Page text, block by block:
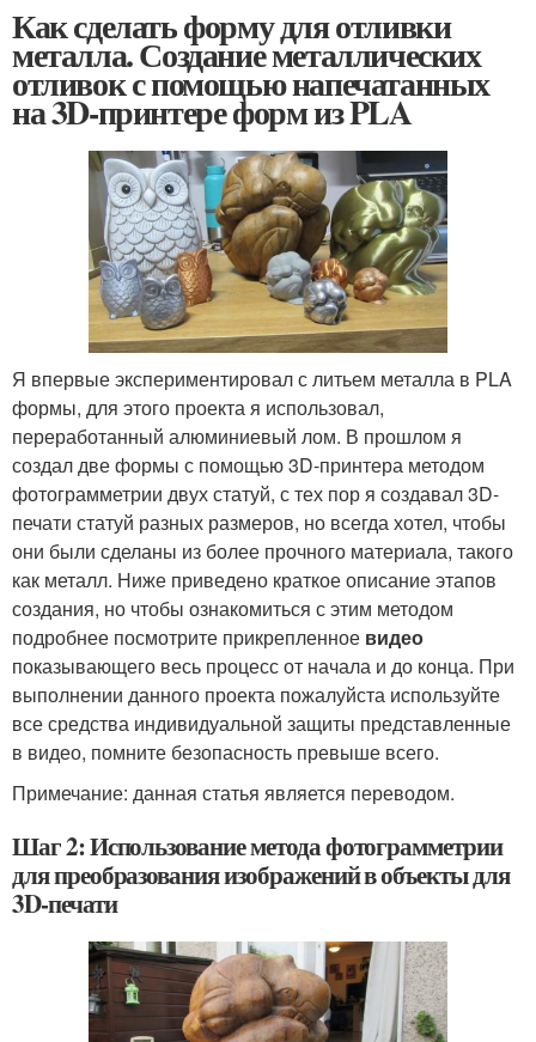
Как сделать форму для отливки
металла. Создание металлических
отливок с помощью напечатанных
на 3D-принтере форм из PLA
Я впервые экспериментировал с литьем металла в PLA
формы, для этого проекта я использовал,
переработанный алюминиевый лом. В прошлом я
создал две формы с помощью 3D-принтера методом
фотограмметрии двух статуй, с тех пор я создавал 3D-
печати статуй разных размеров, но всегда хотел, чтобы
они были сделаны из более прочного материала, такого
как металл. Ниже приведено краткое описание этапов
создания, но чтобы ознакомиться с этим методом
подробнее посмотрите прикрепленное видео
показывающего весь процесс от начала и до конца. При
выполнении данного проекта пожалуйста используйте
все средства индивидуальной защиты представленные
в видео, помните безопасность превыше всего.
Примечание: данная статья является переводом.
Шаг 2: Использование метода фотограмметрии
для преобразования изображений в объекты для
3D-печати